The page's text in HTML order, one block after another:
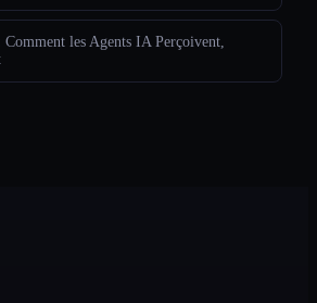
les Agents IA Perçoivent,